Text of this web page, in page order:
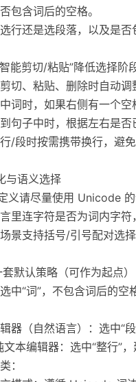
包含词后的空格。
行还是选段落，以及是否
能剪切/粘贴”降低选择阶
切、粘贴、删除时自动调
词时，如果右侧有一个空
句子中时，根据左右是否
/段时按需携带换行，避
与语义选择
义请尽量使用 Unicode
里连字符是否为词内字符
景支持括号/引号配对选
默认策略（可作为起点）
中“词”，不包含词后的空
器（自然语言）：选中“
本编辑器：选中“整行”
：